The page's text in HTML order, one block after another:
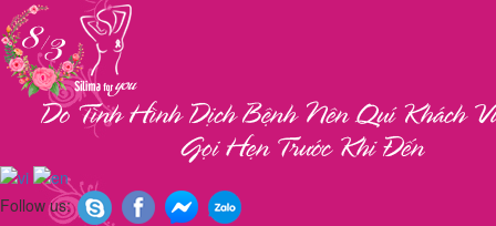
Follow us: